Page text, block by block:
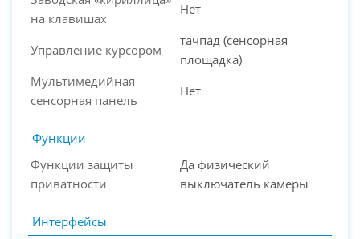
на клавишах
Нет
Управление курсором
тачпад (сенсорная
площадка)
Мультимедийная
сенсорная панель
Нет
Функции
Функции защиты
приватности
Да физический
выключатель камеры
Интерфейсы